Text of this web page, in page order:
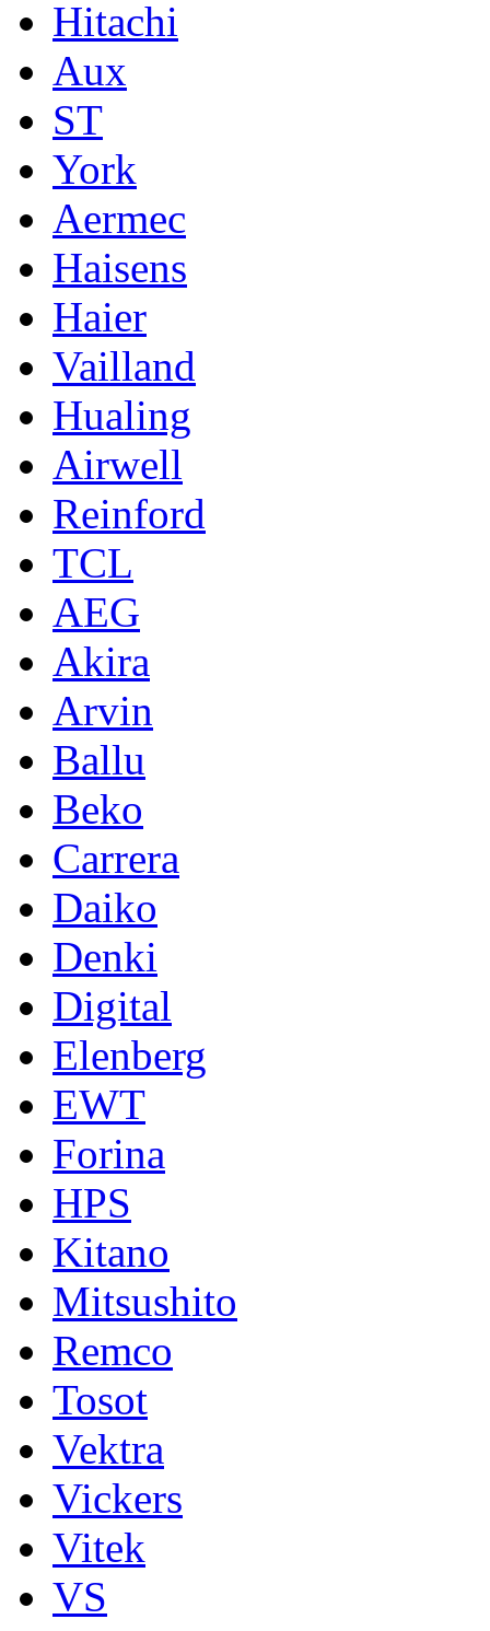
Hitachi
Aux
ST
York
Aermec
Haisens
Haier
Vailland
Hualing
Airwell
Reinford
TCL
AEG
Akira
Arvin
Ballu
Beko
Carrera
Daiko
Denki
Digital
Elenberg
EWT
Forina
HPS
Kitano
Mitsushito
Remco
Tosot
Vektra
Vickers
Vitek
VS